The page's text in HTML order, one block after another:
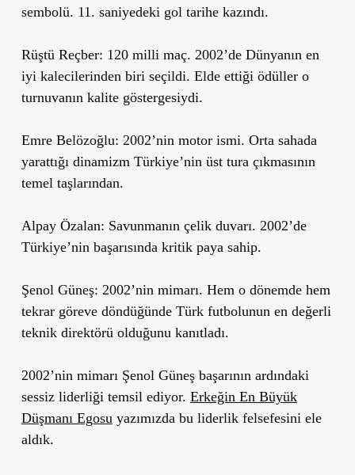
sembolü. 11. saniyedeki gol tarihe kazındı.
Rüştü Reçber: 120 milli maç. 2002’de Dünyanın en
iyi kalecilerinden biri seçildi. Elde ettiği ödüller o
turnuvanın kalite göstergesiydi.
Emre Belözoğlu: 2002’nin motor ismi. Orta sahada
yarattığı dinamizm Türkiye’nin üst tura çıkmasının
temel taşlarından.
Alpay Özalan: Savunmanın çelik duvarı. 2002’de
Türkiye’nin başarısında kritik paya sahip.
Şenol Güneş: 2002’nin mimarı. Hem o dönemde hem
tekrar göreve döndüğünde Türk futbolunun en değerli
teknik direktörü olduğunu kanıtladı.
2002’nin mimarı Şenol Güneş başarının ardındaki
sessiz liderliği temsil ediyor. Erkeğin En Büyük
Düşmanı Egosu yazımızda bu liderlik felsefesini ele
aldık.